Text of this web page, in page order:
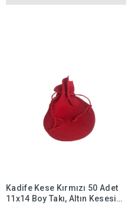
Kadife Kese Kırmızı 50 Adet
11x14 Boy Takı, Altın Kesesi